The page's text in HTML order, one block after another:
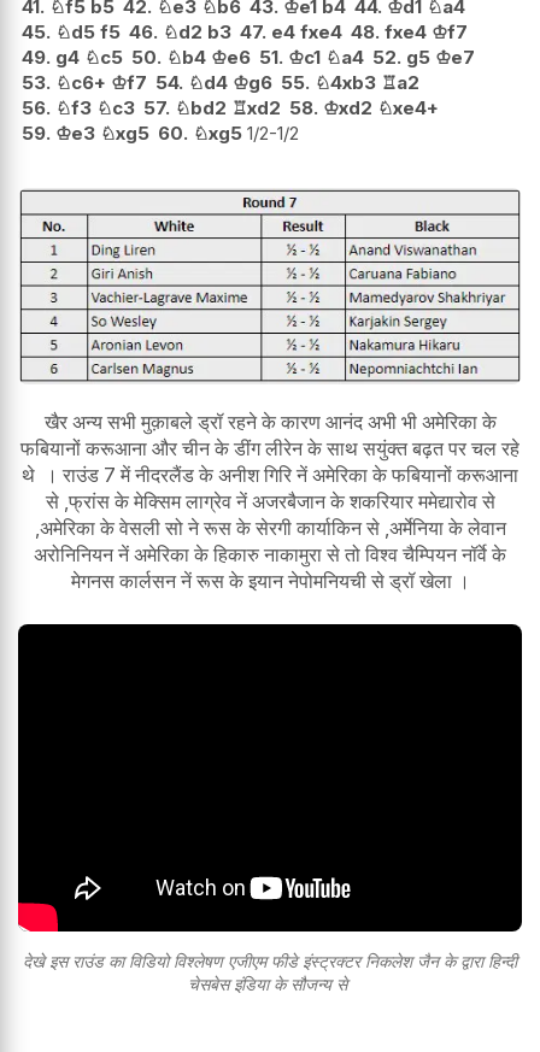
41. ♘f5 b5 42. ♘e3 ♘ b6 43. ♔e1 b4 44. ♔d1 ♘a4
45. ♘d5 f5 46. ♘d2 b3 47. e4 fxe4 48. fxe4 ♔f7
49. g4 ♘c5 50. ♘b4 ♔e6 51. ♔c1 ♘a4 52. g5 ♔e7
53. ♘c6+ ♔f7 54. ♘d4 ♔g6 55. ♘4xb3 ♖a2
56. ♘f3 ♘c3 57. ♘bd2 ♖xd2 58. ♔xd2 ♘xe4+
59. ♔e3 ♘xg5 60. ♘xg5 1/2-1/2
खैर अन्य सभी मुक़ाबले ड्रॉ रहने के कारण आनंद अभी भी अमेरिका के
फबियानों करूआना और चीन के डींग लीरेन के साथ सयुंक्त बढ़त पर चल रहे
थे । राउंड 7 में नीदरलैंड के अनीश गिरि नें अमेरिका के फबियानों करूआना
से ,फ्रांस के मेक्सिम लाग्रेव नें अजरबैजान के शकरियार ममेद्यारोव से
,अमेरिका के वेसली सो ने रूस के सेरगी कार्याकिन से ,अर्मेनिया के लेवान
अरोनिनियन नें अमेरिका के हिकारु नाकामुरा से तो विश्व चैम्पियन नॉर्वे के
मेगनस कार्लसन नें रूस के इयान नेपोमनियची से ड्रॉ खेला ।
देखे इस राउंड का विडियो विश्लेषण एजीएम फीडे इंस्ट्रक्टर निकलेश जैन के द्वारा हिन्दी
चेसबेस इंडिया के सौजन्य से